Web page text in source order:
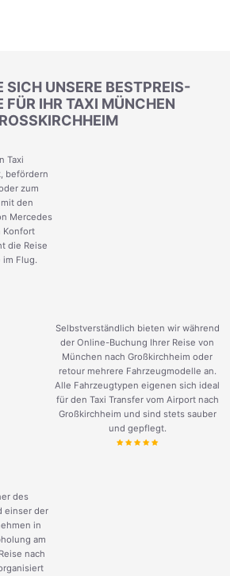
SICH UNSERE BESTPREIS-
FÜR IHR TAXI MÜNCHEN
Taxi
befördern
zum
den
Mercedes
Konfort
die Reise
im Flug.
Selbstverständlich bieten wir während
der Online-Buchung Ihrer Reise von
München nach Großkirchheim oder
retour mehrere Fahrzeugmodelle an.
Alle Fahrzeugtypen eigenen sich ideal
für den Taxi Transfer vom Airport nach
Großkirchheim und sind stets sauber
und gepflegt.
des
einser der
in
am
nach